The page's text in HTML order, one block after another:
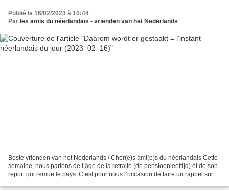
Publié le 16/02/2023 à 10:44
Par les amis du néerlandais - vrienden van het Nederlands
Beste vrienden van het Nederlands / Cher(e)s ami(e)s du néerlandais Cette
semaine, nous parlons de l’âge de la retraite (de pensioenleeftijd) et de son
report qui remue le pays. C’est pour nous l’occasion de faire un rappel sur